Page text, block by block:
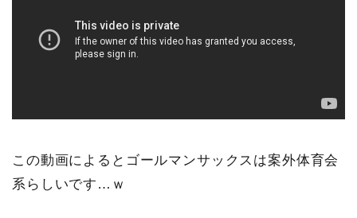
この動画によるとゴールマンサックスは案外体育会
系らしいです…ｗ